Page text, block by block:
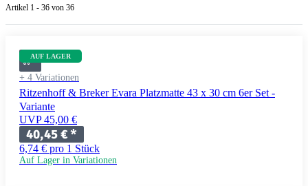
Artikel 1 - 36 von 36
AUF LAGER
+ 4 Variationen
Ritzenhoff & Breker Evara Platzmatte 43 x 30 cm 6er Set -
Variante
UVP 45,00 €
40,45 €*
6,74 € pro 1 Stück
Auf Lager in Variationen